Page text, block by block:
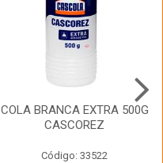
COLA BRANCA EXTRA 500G
CASCOREZ
Código: 33522